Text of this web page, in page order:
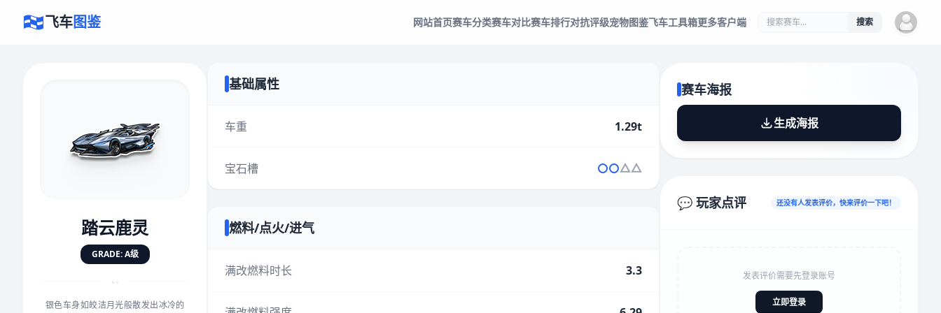
飞车图鉴 网站首页赛车分类赛车对比赛车排行对抗评级宠物图鉴飞车工具箱更多客户端 搜索
踏云鹿灵
GRADE: A级
“
银色车身如皎洁月光般散发出冰冷的
基础属性
车重 1.29t
宝石槽
燃料/点火/进气
满改燃料时长 3.3
赛车海报
生成海报
💬 玩家点评 还没有人发表评价，快来评价一下吧！
发表评价需要先登录账号
立即登录
评价赛车
5.0分
对抗
★★★★★★
手感 5.0分